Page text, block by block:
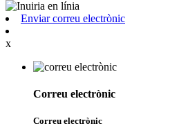
Enviar correu electrònic
x
Correu electrònic
Correu electrònic